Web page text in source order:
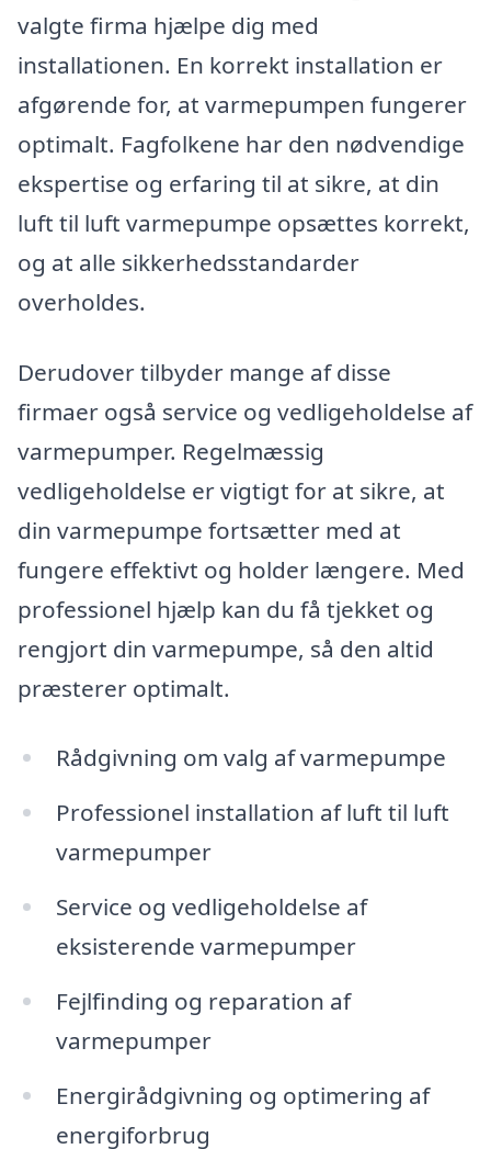
valgte firma hjælpe dig med
installationen. En korrekt installation er
afgørende for, at varmepumpen fungerer
optimalt. Fagfolkene har den nødvendige
ekspertise og erfaring til at sikre, at din
luft til luft varmepumpe opsættes korrekt,
og at alle sikkerhedsstandarder
overholdes.
Derudover tilbyder mange af disse
firmaer også service og vedligeholdelse af
varmepumper. Regelmæssig
vedligeholdelse er vigtigt for at sikre, at
din varmepumpe fortsætter med at
fungere effektivt og holder længere. Med
professionel hjælp kan du få tjekket og
rengjort din varmepumpe, så den altid
præsterer optimalt.
Rådgivning om valg af varmepumpe
Professionel installation af luft til luft
varmepumper
Service og vedligeholdelse af
eksisterende varmepumper
Fejlfinding og reparation af
varmepumper
Energirådgivning og optimering af
energiforbrug